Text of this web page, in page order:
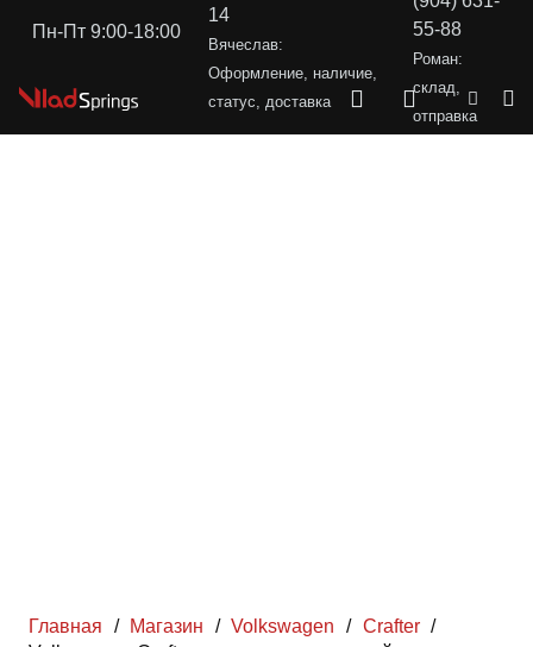
Пн-Пт 9:00-18:00
14
Вячеслав:
Оформление, наличие,
статус, доставка
55-88
Роман:
склад,
отправка
Главная / Магазин / Volkswagen / Crafter /